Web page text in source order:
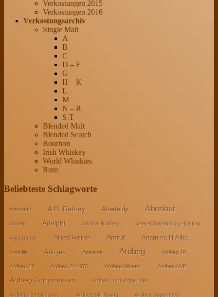
Verkostungen 2015
Verkostungen 2016
Verkostungsarchiv
Single Malt
A
B
C
D – F
G
H – K
L
M
N – R
S-T
Blended Malt
Blended Scotch
Bourbon
Irish Whiskey
World Whiskies
Rum
Beliebteste Schlagworte
a'bunadh A.D. Rattray Aberfeldy Aberlour
Abuelo Adelphi Admiral Rodney After-Work-Whisky-Tasting
Aguardente Allied Reihe Amrut Anam na H-Alba
Anguilla Antigua Appleton Ardbeg Ardbeg 10
Ardbeg 17 Ardbeg 24 1975 Ardbeg Alligator Ardbeg ANB
Ardbeg Corryvreckan Ardbeg Lord of the Isles
Ardbeg Renaissance Ardbeg Still Young Ardbeg Supernova